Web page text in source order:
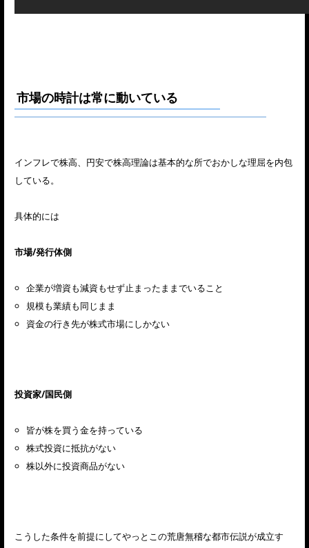
市場の時計は常に動いている
インフレで株高、円安で株高理論は基本的な所でおかしな理屈を内包
している。
具体的には
市場/発行体側
企業が増資も減資もせず止まったままでいること
規模も業績も同じまま
資金の行き先が株式市場にしかない
投資家/国民側
皆が株を買う金を持っている
株式投資に抵抗がない
株以外に投資商品がない
こうした条件を前提にしてやっとこの荒唐無稽な都市伝説が成立す